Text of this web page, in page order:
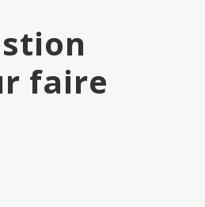
faire